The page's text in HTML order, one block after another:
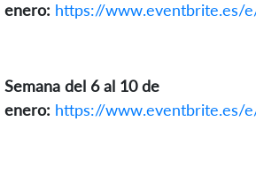
enero: https://www.eventbrite.es/
Semana del 6 al 10 de
enero: https://www.eventbrite.es/